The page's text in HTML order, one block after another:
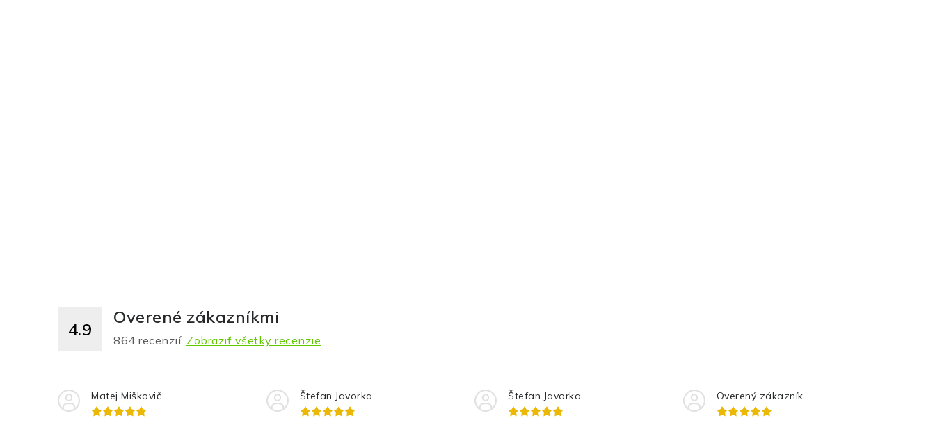
4.9
Overené zákazníkmi
864 recenzií. Zobraziť všetky recenzie
Matej Miškovič Štefan Javorka Štefan Javorka Overený zákazník